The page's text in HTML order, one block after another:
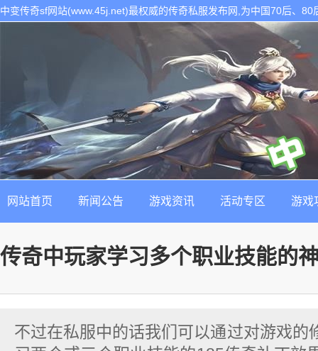
中变传奇sf网站(www.45j.net)最权威的传奇私服发布网,为中国70后、
网站首页 新闻公告 游戏资讯 活动专区 游戏
传奇中玩家学习多个职业技能的
不过在私服中的话我们可以通过对游戏的